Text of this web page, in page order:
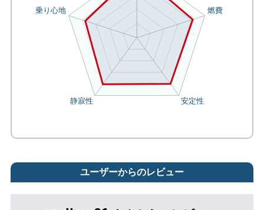
ユーザーからのレビュー